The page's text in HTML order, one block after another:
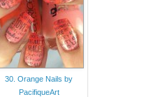
30. Orange Nails by
PacifiqueArt